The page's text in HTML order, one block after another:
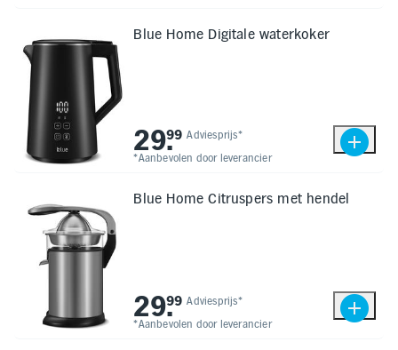
Blue Home Digitale waterkoker
Adviesprijs*
*Aanbevolen door leverancier
29.
99
Blue Home Citruspers met hendel
Adviesprijs*
*Aanbevolen door leverancier
29.
99